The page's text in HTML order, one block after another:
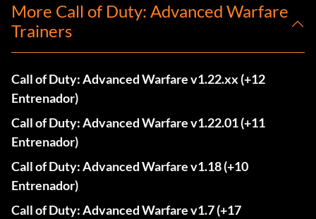
More Call of Duty: Advanced Warfare
Trainers
Call of Duty: Advanced Warfare v1.22.xx (+12
Entrenador)
Call of Duty: Advanced Warfare v1.22.01 (+11
Entrenador)
Call of Duty: Advanced Warfare v1.18 (+10
Entrenador)
Call of Duty: Advanced Warfare v1.7 (+17